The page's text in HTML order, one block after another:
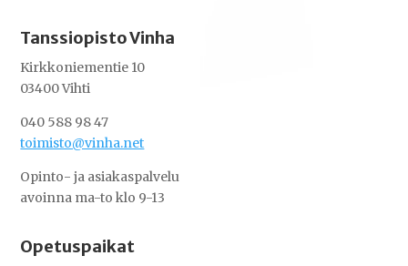
Tanssiopisto Vinha
Kirkkoniementie 10
03400 Vihti
040 588 98 47
toimisto@vinha.net
Opinto- ja asiakaspalvelu
avoinna ma-to klo 9-13
Opetuspaikat